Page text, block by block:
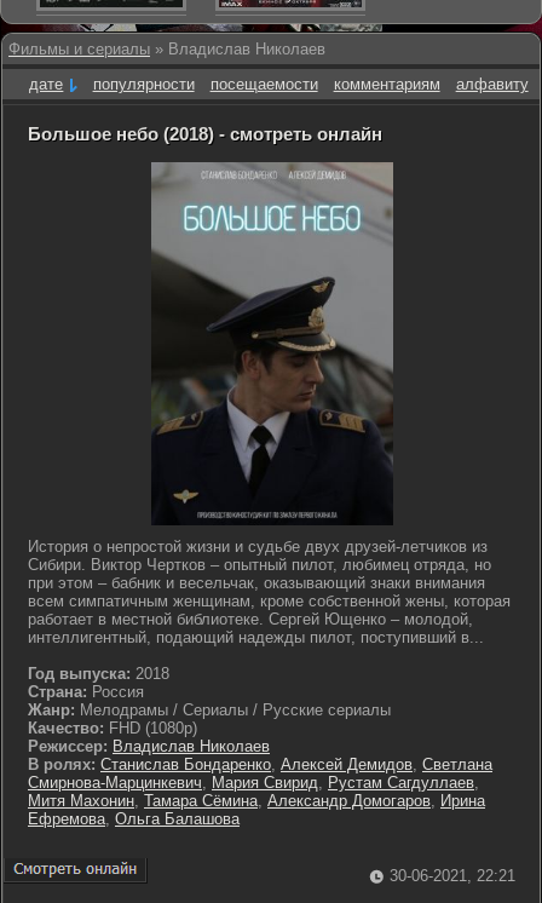
Фильмы и сериалы » Владислав Николаев
дате
популярности посещаемости комментариям алфавиту
Большое небо (2018) - смотреть онлайн
История о непростой жизни и судьбе двух друзей-летчиков из
Сибири. Виктор Чертков – опытный пилот, любимец отряда, но
при этом – бабник и весельчак, оказывающий знаки внимания
всем симпатичным женщинам, кроме собственной жены, которая
работает в местной библиотеке. Сергей Ющенко – молодой,
интеллигентный, подающий надежды пилот, поступивший в...
Год выпуска: 2018
Страна: Россия
Жанр: Мелодрамы / Сериалы / Русские сериалы
Качество: FHD (1080p)
Режиссер: Владислав Николаев
В ролях: Станислав Бондаренко, Алексей Демидов, Светлана
Смирнова-Марцинкевич, Мария Свирид, Рустам Сагдуллаев,
Митя Махонин, Тамара Сёмина, Александр Домогаров, Ирина
Ефремова, Ольга Балашова
30-06-2021, 22:21